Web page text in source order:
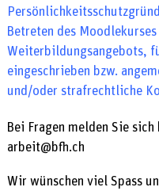
Betreten des
Weiterbildungsangebots,
eingeschrieben bzw.
und/oder strafrechtliche
Bei Fragen melden Sie
arbeit@bfh.ch
Wir wünschen viel Spass